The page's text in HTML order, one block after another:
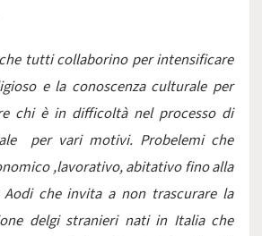
tutti collaborino per intensificare
e la conoscenza culturale per
chi è in difficoltà nel processo di
per vari motivi. Probelemi che
,lavorativo, abitativo fino alla
che invita a non trascurare la
delgi stranieri nati in Italia che